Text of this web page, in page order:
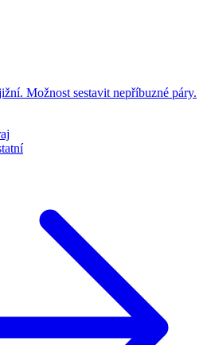
Možnost sestavit nepříbuzné páry.